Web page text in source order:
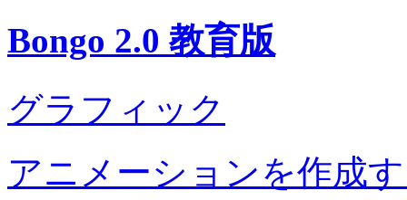
Bongo 2.0 教育版
グラフィック
アニメーションを作成